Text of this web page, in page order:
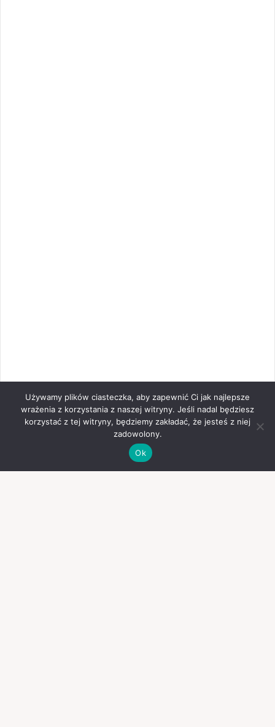
Używamy plików ciasteczka, aby zapewnić Ci jak najlepsze
wrażenia z korzystania z naszej witryny. Jeśli nadal będziesz
korzystać z tej witryny, będziemy zakładać, że jesteś z niej
zadowolony.
Ok